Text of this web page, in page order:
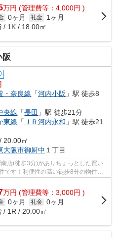
万円 (管理費等：4,000円 )
0ヶ月 礼金
1ヶ月
/ 1K / 18.00㎡
阪
・奈良線 「河内小阪 」駅 徒歩8
央線 「長田 」駅 徒歩21分
東線 「 ＪＲ河内永和 」駅 徒歩21
20.00㎡
大阪市御厨中 １丁目
店(徒歩3分)がありちょっとした買い
です！利便性の高い徒歩8分の物件で
万円 (管理費等：3,000円 )
0ヶ月 礼金 0ヶ月
/ 1R / 20.00㎡